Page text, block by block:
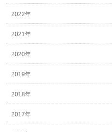
2022年
2021年
2020年
2019年
2018年
2017年